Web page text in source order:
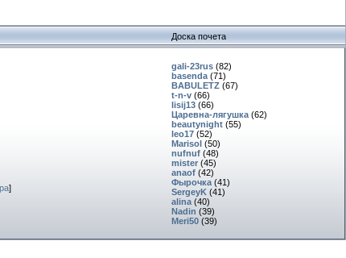
Доска почета
]
gali-23rus (82)
basenda (71)
BABULETZ (67)
t-n-v (66)
lisij13 (66)
Царевна-лягушка (62)
beautynight (55)
leo17 (52)
Marisol (50)
nufnuf (48)
mister (45)
anaof (42)
Фырочка (41)
SergeyK (41)
alina (40)
Nadin (39)
Meri50 (39)